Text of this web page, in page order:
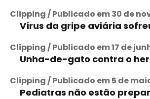
Clipping / Publicado em 30 de
Vírus da gripe aviária
Clipping / Publicado em 17 de
Unha-de-gato contra o
Clipping / Publicado em 5 de
Pediatras não estão